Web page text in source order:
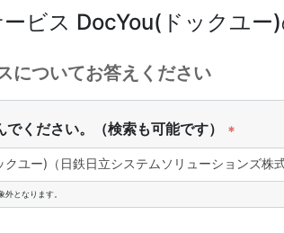
ビス DocYou(ドックユー)
についてお答えください
ください。（検索も可能です） *
ユー)（日鉄日立システムソリューションズ株
となります。